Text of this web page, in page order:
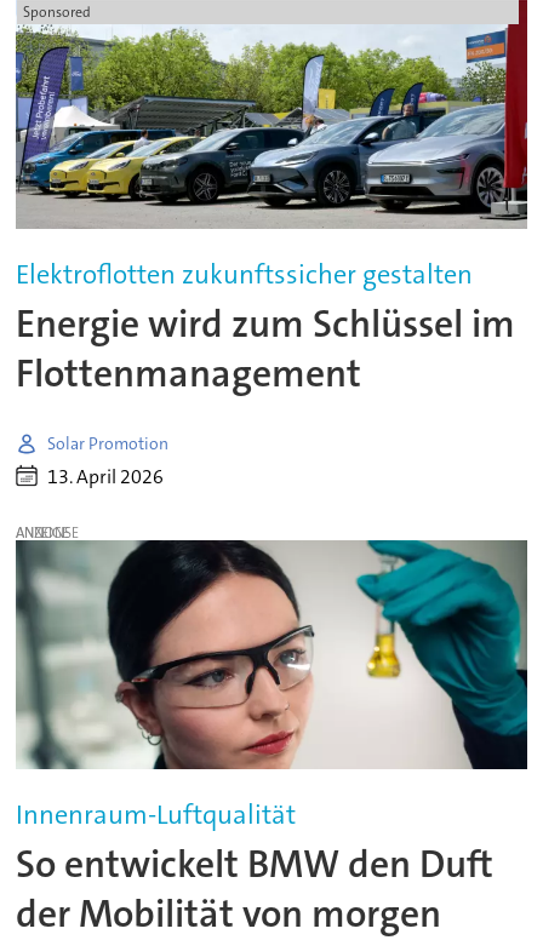
Sponsored
Elektroflotten zukunftssicher gestalten
Energie wird zum Schlüssel im
Flottenmanagement
Solar Promotion
13. April 2026
ANZEIGE
Innenraum-Luftqualität
So entwickelt BMW den Duft
der Mobilität von morgen